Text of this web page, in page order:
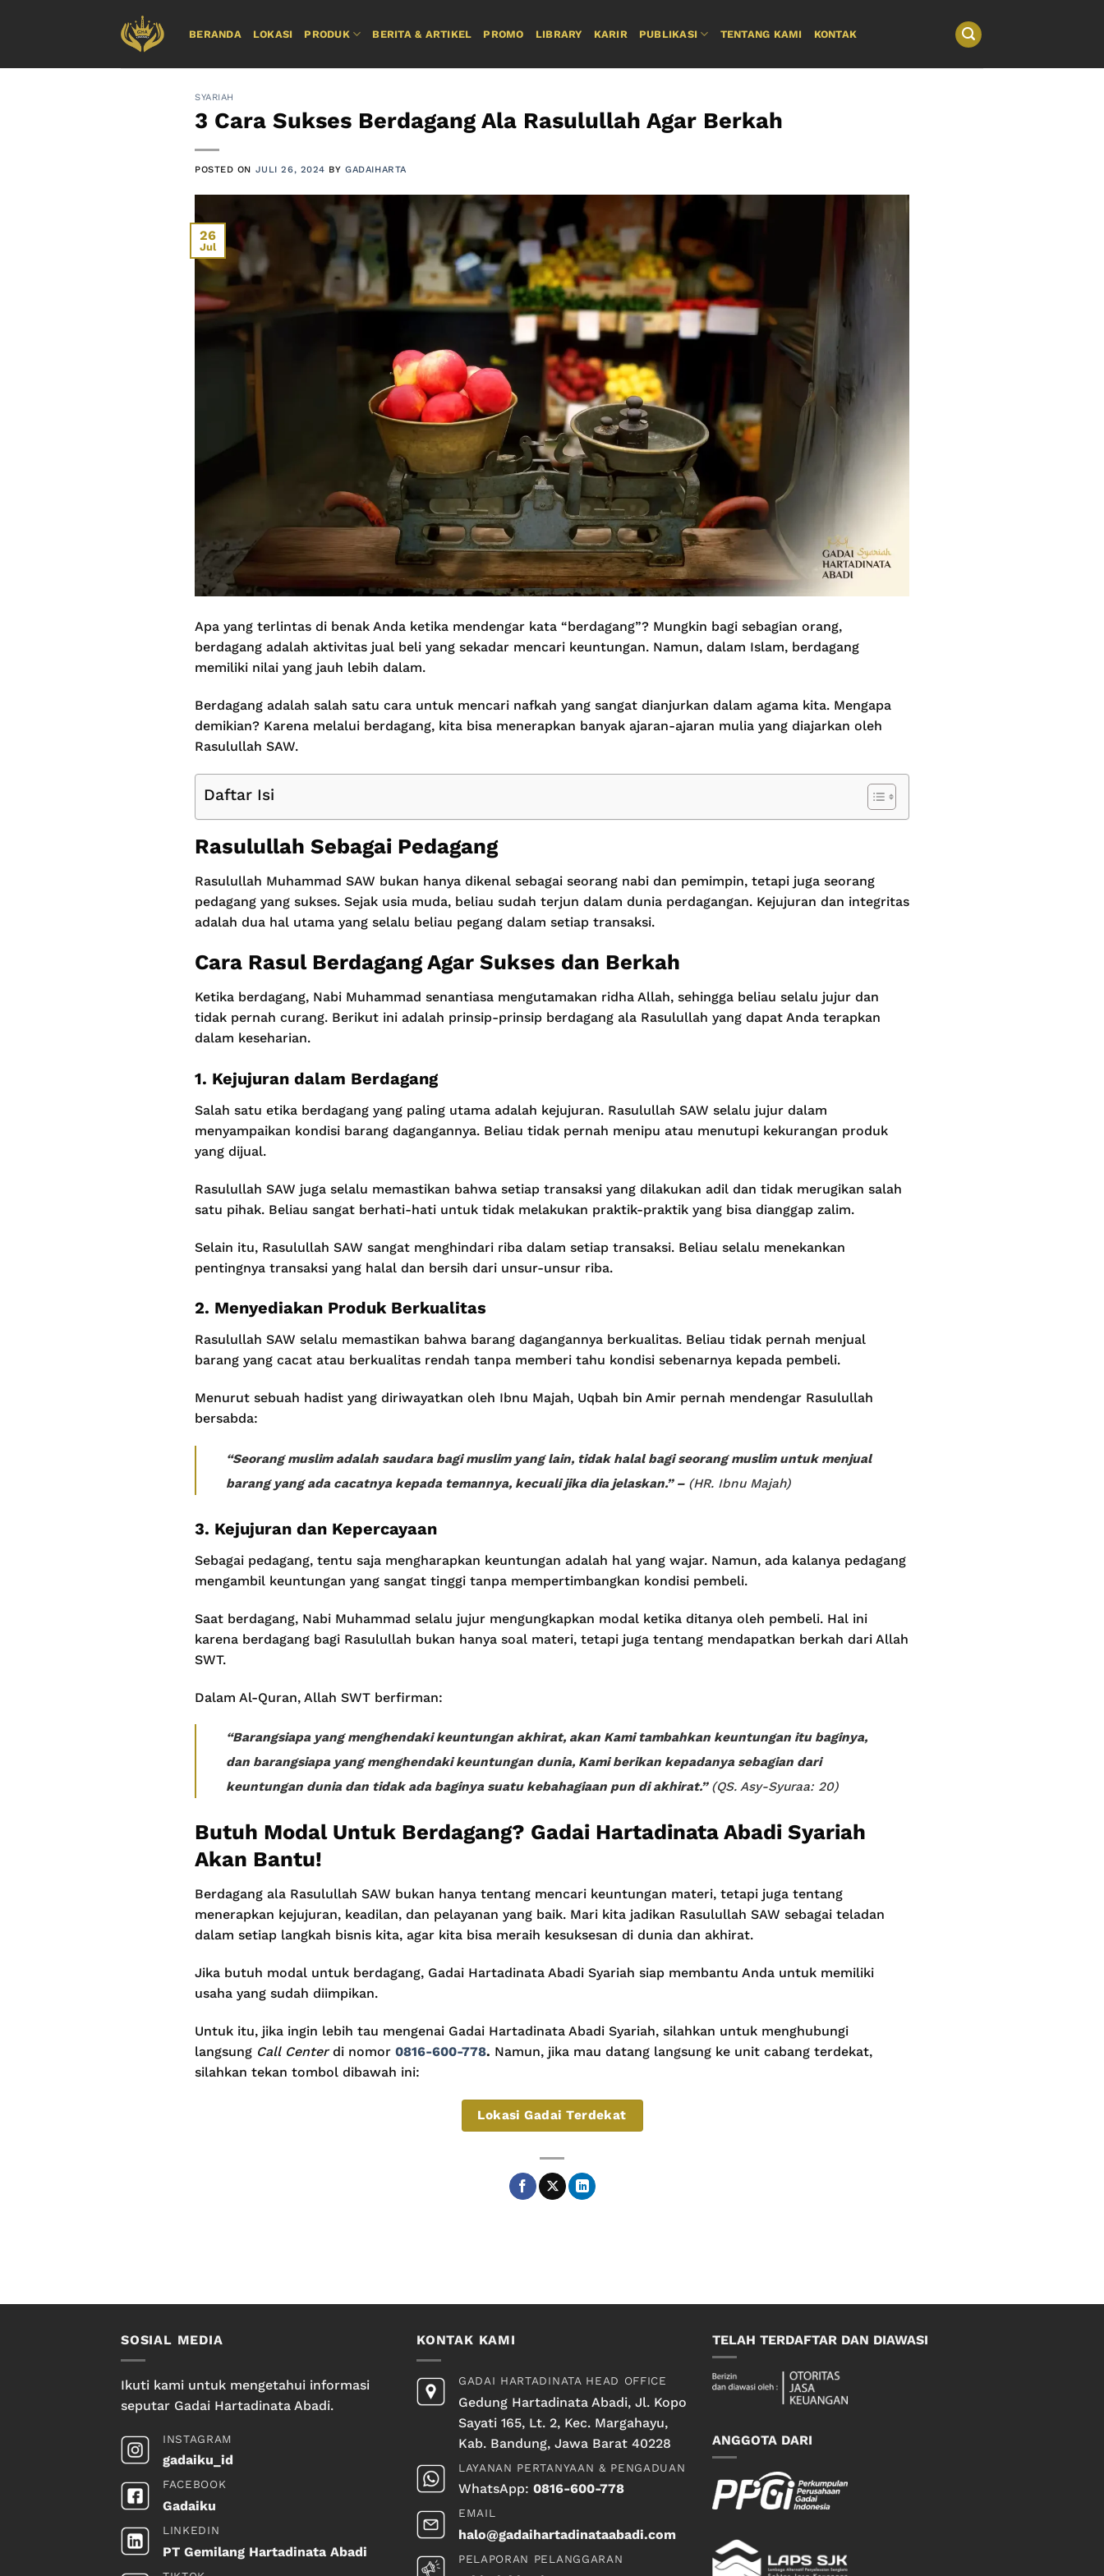
BERANDA LOKASI PRODUK BERITA & ARTIKEL PROMO LIBRARY KARIR PUBLIKASI TENTANG KAMI KONTAK
SYARIAH
3 Cara Sukses Berdagang Ala Rasulullah Agar Berkah
POSTED ON JULI 26, 2024 BYGADAIHARTA
26
Jul
Apa yang terlintas di benak Anda ketika mendengar kata “berdagang”? Mungkin bagi sebagian orang,
berdagang adalah aktivitas jual beli yang sekadar mencari keuntungan. Namun, dalam Islam, berdagang
memiliki nilai yang jauh lebih dalam.
Berdagang adalah salah satu cara untuk mencari nafkah yang sangat dianjurkan dalam agama kita. Mengapa
demikian? Karena melalui berdagang, kita bisa menerapkan banyak ajaran-ajaran mulia yang diajarkan oleh
Rasulullah SAW.
Daftar Isi
Rasulullah Sebagai Pedagang
Rasulullah Muhammad SAW bukan hanya dikenal sebagai seorang nabi dan pemimpin, tetapi juga seorang
pedagang yang sukses. Sejak usia muda, beliau sudah terjun dalam dunia perdagangan. Kejujuran dan integritas
adalah dua hal utama yang selalu beliau pegang dalam setiap transaksi.
Cara Rasul Berdagang Agar Sukses dan Berkah
Ketika berdagang, Nabi Muhammad senantiasa mengutamakan ridha Allah, sehingga beliau selalu jujur dan
tidak pernah curang. Berikut ini adalah prinsip-prinsip berdagang ala Rasulullah yang dapat Anda terapkan
dalam keseharian.
1. Kejujuran dalam Berdagang
Salah satu etika berdagang yang paling utama adalah kejujuran. Rasulullah SAW selalu jujur dalam
menyampaikan kondisi barang dagangannya. Beliau tidak pernah menipu atau menutupi kekurangan produk
yang dijual.
Rasulullah SAW juga selalu memastikan bahwa setiap transaksi yang dilakukan adil dan tidak merugikan salah
satu pihak. Beliau sangat berhati-hati untuk tidak melakukan praktik-praktik yang bisa dianggap zalim.
Selain itu, Rasulullah SAW sangat menghindari riba dalam setiap transaksi. Beliau selalu menekankan
pentingnya transaksi yang halal dan bersih dari unsur-unsur riba.
2. Menyediakan Produk Berkualitas
Rasulullah SAW selalu memastikan bahwa barang dagangannya berkualitas. Beliau tidak pernah menjual
barang yang cacat atau berkualitas rendah tanpa memberi tahu kondisi sebenarnya kepada pembeli.
Menurut sebuah hadist yang diriwayatkan oleh Ibnu Majah, Uqbah bin Amir pernah mendengar Rasulullah
bersabda:
“Seorang muslim adalah saudara bagi muslim yang lain, tidak halal bagi seorang muslim untuk menjual
barang yang ada cacatnya kepada temannya, kecuali jika dia jelaskan.” – (HR. Ibnu Majah)
3. Kejujuran dan Kepercayaan
Sebagai pedagang, tentu saja mengharapkan keuntungan adalah hal yang wajar. Namun, ada kalanya pedagang
mengambil keuntungan yang sangat tinggi tanpa mempertimbangkan kondisi pembeli.
Saat berdagang, Nabi Muhammad selalu jujur mengungkapkan modal ketika ditanya oleh pembeli. Hal ini
karena berdagang bagi Rasulullah bukan hanya soal materi, tetapi juga tentang mendapatkan berkah dari Allah
SWT.
Dalam Al-Quran, Allah SWT berfirman:
“Barangsiapa yang menghendaki keuntungan akhirat, akan Kami tambahkan keuntungan itu baginya,
dan barangsiapa yang menghendaki keuntungan dunia, Kami berikan kepadanya sebagian dari
keuntungan dunia dan tidak ada baginya suatu kebahagiaan pun di akhirat.”(QS. Asy-Syuraa: 20)
Butuh Modal Untuk Berdagang? Gadai Hartadinata Abadi Syariah
Akan Bantu!
Berdagang ala Rasulullah SAW bukan hanya tentang mencari keuntungan materi, tetapi juga tentang
menerapkan kejujuran, keadilan, dan pelayanan yang baik. Mari kita jadikan Rasulullah SAW sebagai teladan
dalam setiap langkah bisnis kita, agar kita bisa meraih kesuksesan di dunia dan akhirat.
Jika butuh modal untuk berdagang, Gadai Hartadinata Abadi Syariah siap membantu Anda untuk memiliki
usaha yang sudah diimpikan.
Untuk itu, jika ingin lebih tau mengenai Gadai Hartadinata Abadi Syariah, silahkan untuk menghubungi
langsung Call Centerdi nomor 0816-600-778. Namun, jika mau datang langsung ke unit cabang terdekat,
silahkan tekan tombol dibawah ini:
Lokasi Gadai Terdekat
SOSIAL MEDIA
Ikuti kami untuk mengetahui informasi
seputar Gadai Hartadinata Abadi.
INSTAGRAM
gadaiku_id
FACEBOOK
Gadaiku
LINKEDIN
PT Gemilang Hartadinata Abadi
KONTAK KAMI
GADAI HARTADINATA HEAD OFFICE
Gedung Hartadinata Abadi, Jl. Kopo
Sayati 165, Lt. 2, Kec. Margahayu,
Kab. Bandung, Jawa Barat 40228
LAYANAN PERTANYAAN & PENGADUAN
WhatsApp: 0816-600-778
EMAIL
halo@gadaihartadinataabadi.com
PELAPORAN PELANGGARAN
TELAH TERDAFTAR DAN DIAWASI
ANGGOTA DARI